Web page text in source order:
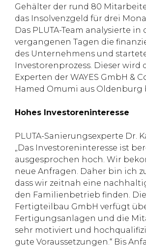
Gehälter der rund 80
das Insolvenzgeld für drei
Das PLUTA-Team analysierte in
vergangenen Tagen die
des Unternehmens und
Investorenprozess. Dieser wird
Experten der WAYES GmbH &
Hamed Omumi aus Oldenburg
Hohes Investoreninteresse
PLUTA-Sanierungsexperte Dr.
„Das Investoreninteresse ist
ausgesprochen hoch. Wir
neue Anfragen. Daher bin ich
dass wir zeitnah eine
den Familienbetrieb finden.
Fertigteilbau GmbH verfügt
Fertigungsanlagen und die
sehr motiviert und
gute Voraussetzungen.“ Bis